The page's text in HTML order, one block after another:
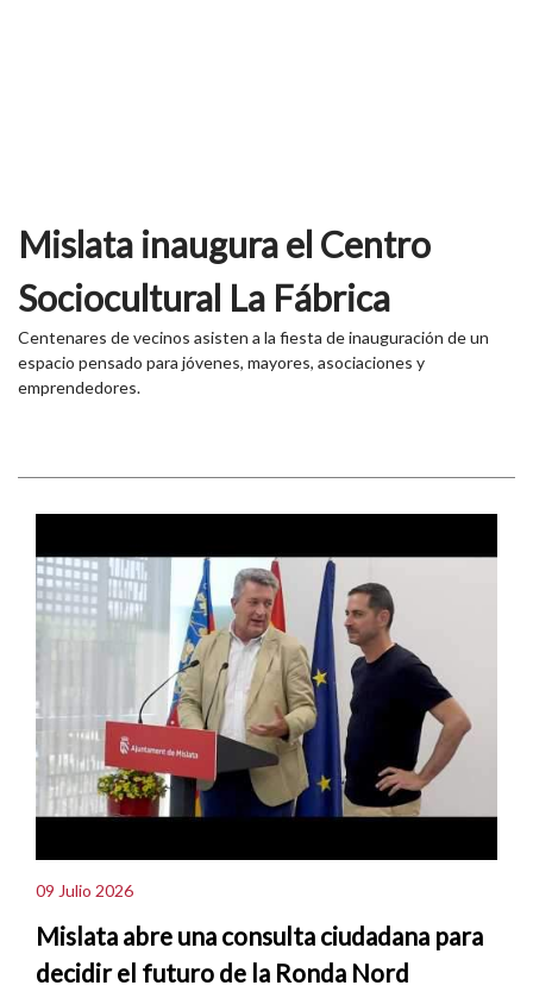
Mislata inaugura el Centro
Sociocultural La Fábrica
Centenares de vecinos asisten a la fiesta de inauguración de un
espacio pensado para jóvenes, mayores, asociaciones y
emprendedores.
09 Julio 2026
Mislata abre una consulta ciudadana para
decidir el futuro de la Ronda Nord